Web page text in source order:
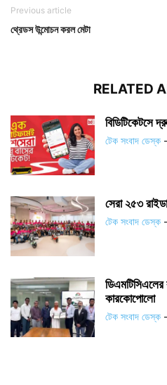
Previous article
থ্রেডস উন্মোচন করল মেটা
RELATED
বিডিটিকেটসে
টেক সংবাদ ডেস্ক -
সেরা ২৫৩
টেক সংবাদ ডেস্ক -
কারকোপোলো
টেক সংবাদ ডেস্ক -